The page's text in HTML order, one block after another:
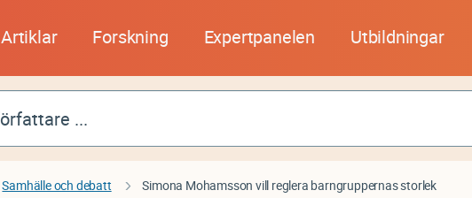
Artiklar Forskning Expertpanelen Utbildningar
Samhälle och debatt Simona Mohamsson vill reglera barngruppernas storlek